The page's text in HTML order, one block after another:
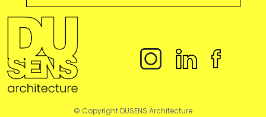
© Copyright DUSENS Architecture